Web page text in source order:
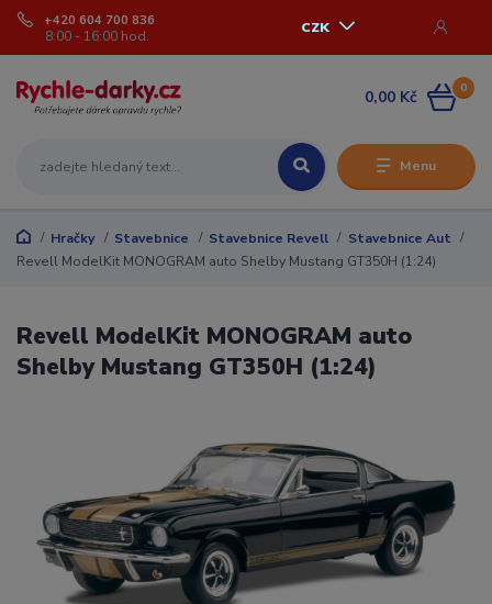
Menu
CZK
+420 604 700 836
8:00 - 16:00 hod.
0
0,00 Kč
Hračky Stavebnice Stavebnice Revell
Stavebnice Aut
Revell ModelKit MONOGRAM auto Shelby Mustang GT350H (1:24)
Revell ModelKit MONOGRAM auto
Shelby Mustang GT350H (1:24)